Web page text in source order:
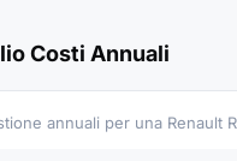
Costi Annuali
annuali per una Renault